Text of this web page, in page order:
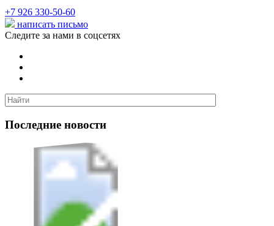
+7 926 330-50-60
написать письмо
Следите за нами в соцсетях
Последние новости